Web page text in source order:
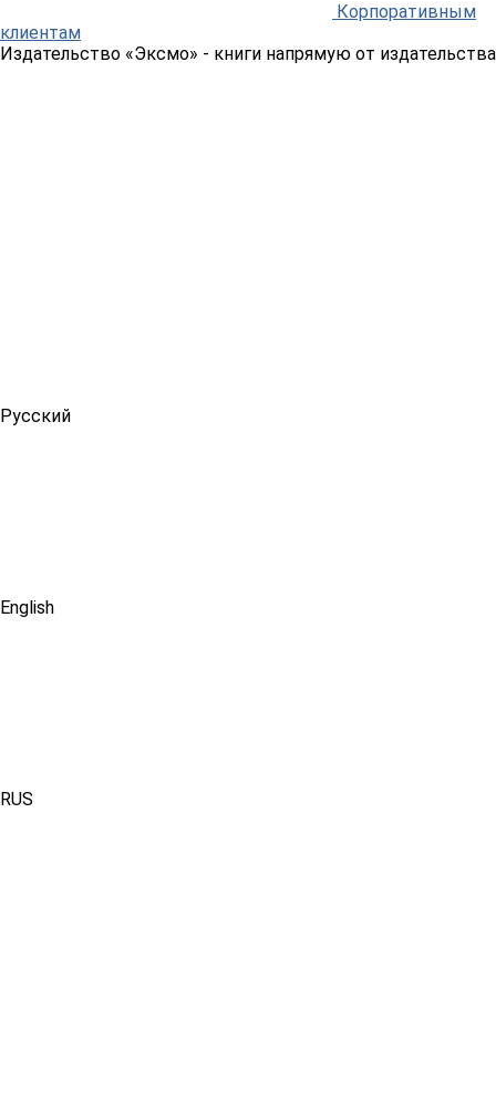
Корпоративным
клиентам
Издательство «Эксмо» - книги напрямую от издательства
Русский
English
RUS